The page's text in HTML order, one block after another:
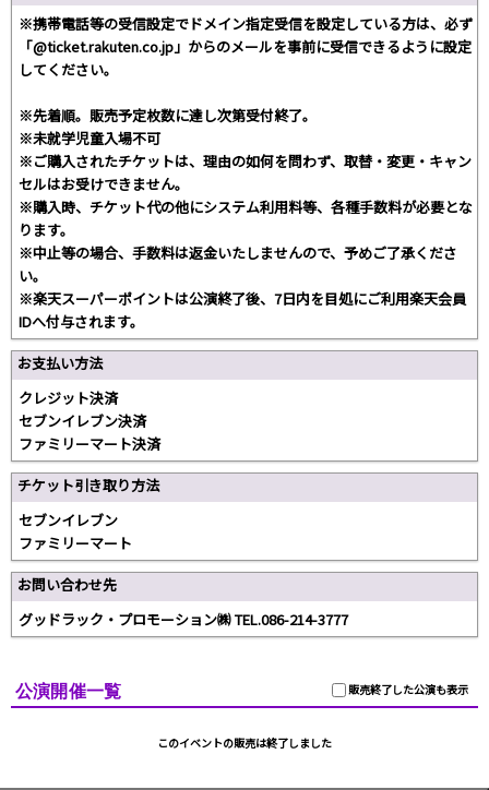
※携帯電話等の受信設定でドメイン指定受信を設定している方は、必ず
「@ticket.rakuten.co.jp」からのメールを事前に受信できるように設定
してください。
※先着順。販売予定枚数に達し次第受付終了。
※未就学児童入場不可
※ご購入されたチケットは、理由の如何を問わず、取替・変更・キャン
セルはお受けできません。
※購入時、チケット代の他にシステム利用料等、各種手数料が必要とな
ります。
※中止等の場合、手数料は返金いたしませんので、予めご了承くださ
い。
※楽天スーパーポイントは公演終了後、7日内を目処にご利用楽天会員
IDへ付与されます。
お支払い方法
クレジット決済
セブンイレブン決済
ファミリーマート決済
チケット引き取り方法
セブンイレブン
ファミリーマート
お問い合わせ先
グッドラック・プロモーション㈱ TEL.086-214-3777
販売終了した公演も表示
公演開催一覧
このイベントの販売は終了しました